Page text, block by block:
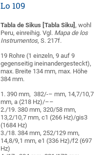
Lo 109
Tabla de Sikus [Tabla Siku], wohl
Peru, einreihig. Vgl. Mapa de los
Instrumentos, S. 217f.
19 Rohre (1 einzeln, 9 auf 9
gegenseitig ineinandergesteckt),
max. Breite 134 mm, max. Höhe
384 mm.
1. 390 mm, 382/-– mm, 14,7/10,7
mm, a (218 Hz)/––
2./19. 380 mm, 320/58 mm,
13,2/10,7 mm, c1 (266 Hz)/gis3
(1684 Hz)
3./18. 384 mm, 252/129 mm,
14,8/9,1 mm, e1 (336 Hz)/f2 (697
Hz)